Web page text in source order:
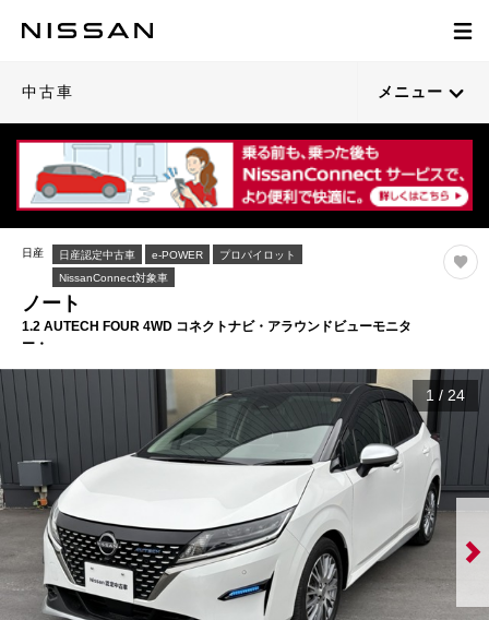
中古車 メニュー
日産 日産認定中古車 e-POWER
プロパイロット
NissanConnect対象車
ノート
1.2 AUTECH FOUR 4WD コネクトナビ・アラウンドビューモニタ
ー・
1 / 24